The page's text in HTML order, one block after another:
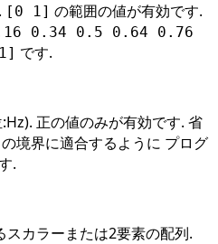
[0 1] の範囲の値が有効です.
0.34 0.5 0.64 0.76
です.
正の値のみが有効です. 省
境界に適合するように プログ
.
スカラーまたは2要素の配列.